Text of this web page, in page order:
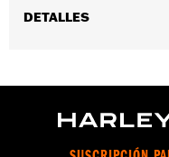
DETALLES
Trike 2007 a 2015 con
angosto, con número de
Installation